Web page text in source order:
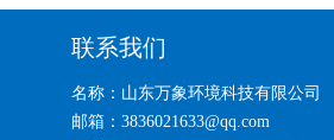
联系我们
名称：山东万象环境科技有限公司
邮箱：3836021633@qq.com